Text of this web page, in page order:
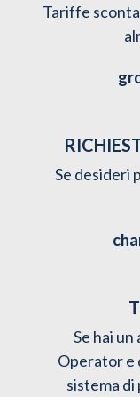
Tariffe
Se desideri
Se hai
Operator e
sistema